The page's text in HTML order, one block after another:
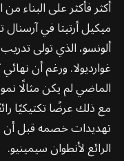
أكثر فأكثر على البناء
ميكيل أرتيتا في
ألونسو، الذي تولى
غوارديولا. ورغم أن
الماضي لم يكن مثالًا
مع ذلك عرضًا تكتيكيًا
تهديدات خصمه قبل أن
الرائع لأنطوان سيمينيو.